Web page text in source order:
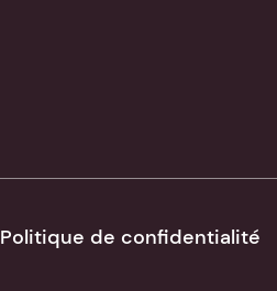
Politique de confidentialité